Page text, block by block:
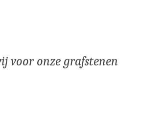
voor onze grafstenen